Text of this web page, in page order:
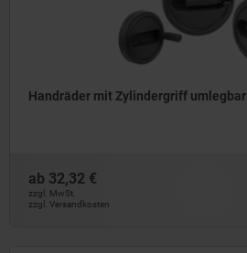
Handräder mit Zylindergriff umlegbar
ab 32,32 €
zzgl. MwSt.
zzgl. Versandkosten